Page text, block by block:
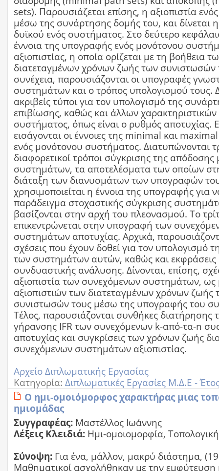
sets). Παρουσιάζεται επίσης, η αξιοπιστία
μέσω της συνάρτησης δομής του, και δίνεται
δυϊκού ενός συστήματος. Στο δεύτερο
έννοια της υπογραφής ενός μονότονου
αξιοπιστίας, η οποία ορίζεται με τη βοήθεια
διατεταγμένων χρόνων ζωής των συνιστωσών
συνέχεια, παρουσιάζονται οι υπογραφές
συστημάτων και ο τρόπος υπολογισμού τους.
ακριβείς τύποι για τον υπολογισμό της
επιβίωσης, καθώς και άλλων χαρακτηριστικών
συστήματος, όπως είναι ο ρυθμός αποτυχίας.
εισάγονται οι έννοιες της minimal και
ενός μονότονου συστήματος. Διατυπώνονται
διαφορετικοί τρόποι σύγκρισης της
συστημάτων, τα αποτελέσματα των οποίων
διάταξη των διανυσμάτων των υπογραφών
χρησιμοποιείται η έννοια της υπογραφής για
παράδειγμα στοχαστικής σύγκρισης
βασίζονται στην αρχή του πλεονασμού. Το
επικεντρώνεται στην υπογραφή των
συστημάτων αποτυχίας. Αρχικά,
σχέσεις που έχουν δοθεί για τον υπολογισμό
των συστημάτων αυτών, καθώς και
συνδυαστικής ανάλυσης. Δίνονται, επίσης,
αξιοπιστία των συνεχόμενων συστημάτων, ως
αξιοπιστιών των διατεταγμένων χρόνων ζωής
συνιστωσών τους μέσω της υπογραφής του
Τέλος, παρουσιάζονται συνθήκες διατήρησης
γήρανσης IFR των συνεχόμενων k-από-τα-n
αποτυχίας και συγκρίσεις των χρόνων ζωής
συνεχόμενων συστημάτων αξιοπιστίας.
Αρχείο Διπλωματικής Εργασίας
Κατηγορία: Διπλωματικές Εργασίες Μ.Δ.Ε -
Ο ημι-ομοιόμορφος χαρακτήρας μιας
ημιομάδας
Συγγραφέας: Μαστέλλος Ιωάννης
Λέξεις Κλειδιά: Ημι-ομοιομορφία,
Σύνοψη: Για ένα, μάλλον, μακρύ διάστημα,
Μαθηματικοί ασχολήθηκαν με την εμφύτευση